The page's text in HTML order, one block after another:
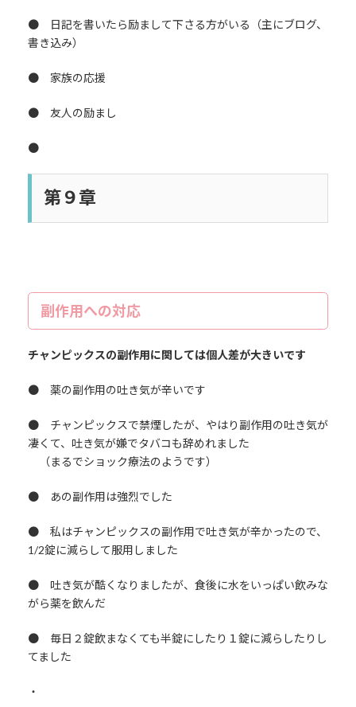
● 日記を書いたら励まして下さる方がいる（主にブログ、
書き込み）
● 家族の応援
● 友人の励まし
●
第９章
副作用への対応
チャンピックスの副作用に関しては個人差が大きいです
● 薬の副作用の吐き気が辛いです
● チャンピックスで禁煙したが、やはり副作用の吐き気が
凄くて、吐き気が嫌でタバコも辞めれました
（まるでショック療法のようです）
● あの副作用は強烈でした
● 私はチャンピックスの副作用で吐き気が辛かったので、
1/2錠に減らして服用しました
● 吐き気が酷くなりましたが、食後に水をいっぱい飲みな
がら薬を飲んだ
● 毎日２錠飲まなくても半錠にしたり１錠に減らしたりし
てました
・